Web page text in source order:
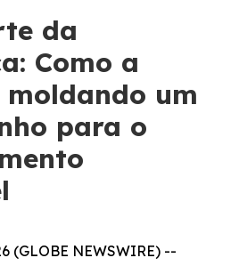
da
Como a
moldando um
para o
(GLOBE NEWSWIRE) --